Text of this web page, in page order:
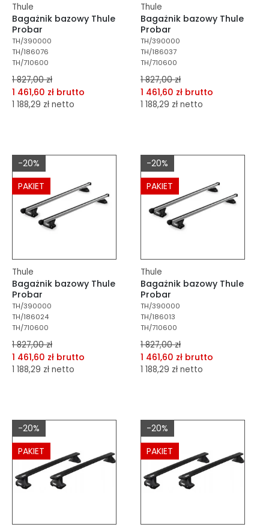
Thule
Bagażnik bazowy Thule
Probar
TH/390000
TH/186076
TH/710600
1 827,00 zł
1 461,60 zł brutto
1 188,29 zł netto
Do koszyka
Thule
Bagażnik bazowy Thule
Probar
TH/390000
TH/186037
TH/710600
1 827,00 zł
1 461,60 zł brutto
1 188,29 zł netto
Do koszyka
-20%
PAKIET
Thule
Bagażnik bazowy Thule
Probar
TH/390000
TH/186024
TH/710600
1 827,00 zł
1 461,60 zł brutto
1 188,29 zł netto
Do koszyka
-20%
PAKIET
Thule
Bagażnik bazowy Thule
Probar
TH/390000
TH/186013
TH/710600
1 827,00 zł
1 461,60 zł brutto
1 188,29 zł netto
Do koszyka
-20%
PAKIET
-20%
PAKIET